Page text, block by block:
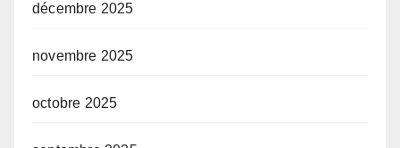
décembre 2025
novembre 2025
octobre 2025